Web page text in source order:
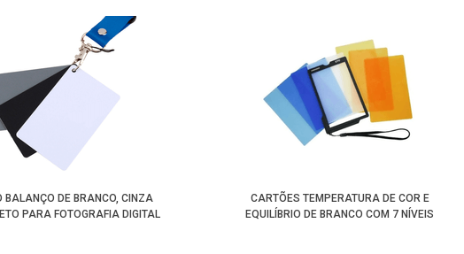
BALANÇO DE BRANCO, CINZA
PARA FOTOGRAFIA DIGITAL
CARTÕES TEMPERATURA DE COR E
EQUILÍBRIO DE BRANCO COM 7 NÍVEIS